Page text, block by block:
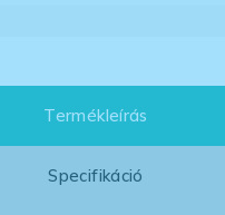
Termékleírás
Specifikáció